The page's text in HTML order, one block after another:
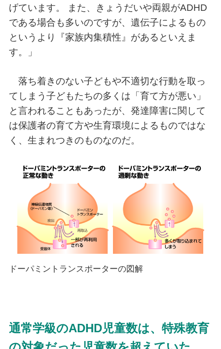
げています。 また、きょうだいや両親がADHD
である場合も多いのですが、遺伝子によるもの
というより『家族内集積性』があるといえま
す。」
落ち着きのない子どもや不適切な行動を取っ
てしまう子どもたちの多くは「育て方が悪い」
と言われることもあったが、発達障害に関して
は保護者の育て方や生育環境によるものではな
く、生まれつきのものなのだ。
ドーパミントランスポーターの図解
通常学級のADHD児童数は、特殊教育